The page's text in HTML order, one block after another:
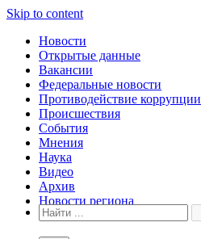
Skip to content
Новости
Открытые данные
Вакансии
Федеральные новости
Противодействие коррупции
Происшествия
События
Мнения
Наука
Видео
Архив
Новости региона